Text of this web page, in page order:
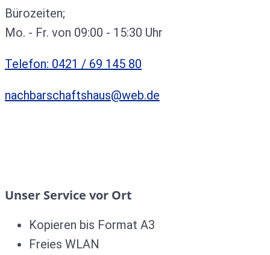
Bürozeiten;
Mo. - Fr. von 09:00 - 15:30 Uhr
Telefon: 0421 / 69 145 80
nachbarschaftshaus@web.de
Unser Service vor Ort
Kopieren bis Format A3
Freies WLAN